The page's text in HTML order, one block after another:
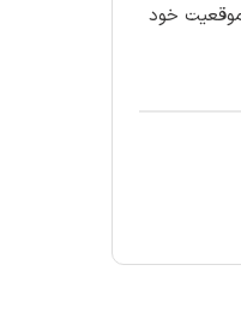
موقعیت خود